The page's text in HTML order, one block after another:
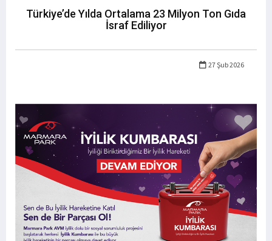
Türkiye’de Yılda Ortalama 23 Milyon Ton Gıda
İsraf Ediliyor
27 Şub 2026